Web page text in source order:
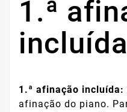
1.ª
incluída
1.ª afinação incluída:
afinação do piano.